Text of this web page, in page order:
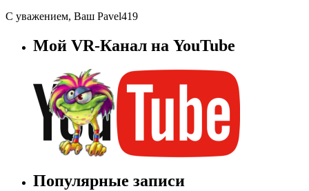
С уважением, Ваш Pavel419
Мой VR-Канал на YouTube
Популярные записи